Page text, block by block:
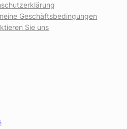
Geschäftsbedingungen
Sie uns